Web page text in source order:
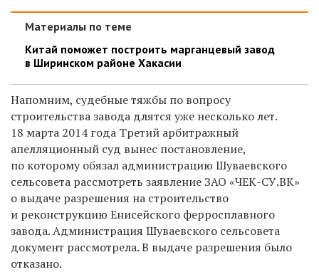
Материалы по теме
Китай поможет построить марганцевый завод
в Ширинском районе Хакасии
Напомним, судебные тяжбы по вопросу
строительства завода длятся уже несколько лет.
18 марта 2014 года Третий арбитражный
апелляционный суд вынес постановление,
по которому обязал администрацию Шуваевского
сельсовета рассмотреть заявление ЗАО «ЧЕК-СУ.ВК»
о выдаче разрешения на строительство
и реконструкцию Енисейского ферросплавного
завода. Администрация Шуваевского сельсовета
документ рассмотрела. В выдаче разрешения было
отказано.